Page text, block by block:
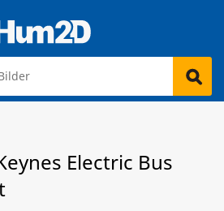
Electric Bus